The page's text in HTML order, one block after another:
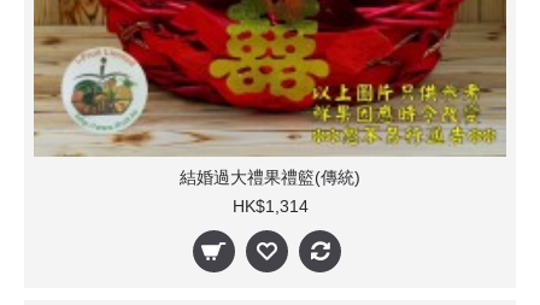
結婚過大禮果禮籃(傳統)
HK$1,314